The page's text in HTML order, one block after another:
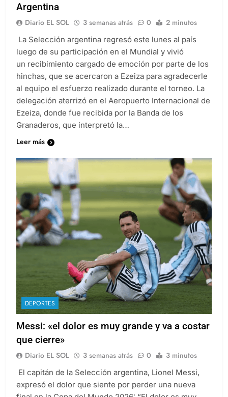
Argentina
Diario EL SOL 3 semanas atrás 0 2 minutos
La Selección argentina regresó este lunes al país
luego de su participación en el Mundial y vivió
un recibimiento cargado de emoción por parte de los
hinchas, que se acercaron a Ezeiza para agradecerle
al equipo el esfuerzo realizado durante el torneo. La
delegación aterrizó en el Aeropuerto Internacional de
Ezeiza, donde fue recibida por la Banda de los
Granaderos, que interpretó la…
Leer más
DEPORTES
Messi: «el dolor es muy grande y va a costar
que cierre»
Diario EL SOL 3 semanas atrás 0 3 minutos
El capitán de la Selección argentina, Lionel Messi,
expresó el dolor que siente por perder una nueva